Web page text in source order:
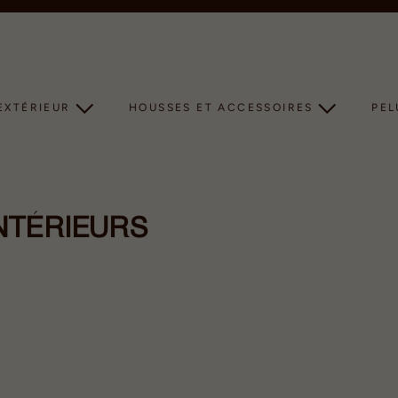
HOUSSES ET ACCESSOIRES